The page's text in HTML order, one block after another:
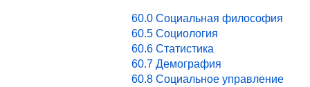
60.0 Социальная философия
60.5 Социология
60.6 Статистика
60.7 Демография
60.8 Социальное управление